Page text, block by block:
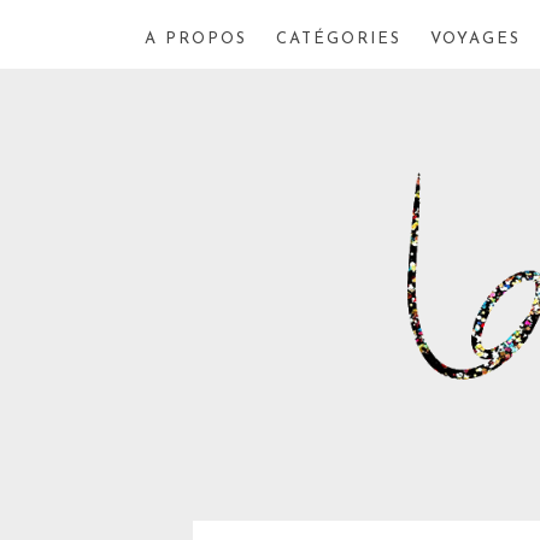
A PROPOS CATÉGORIES VOYAGES